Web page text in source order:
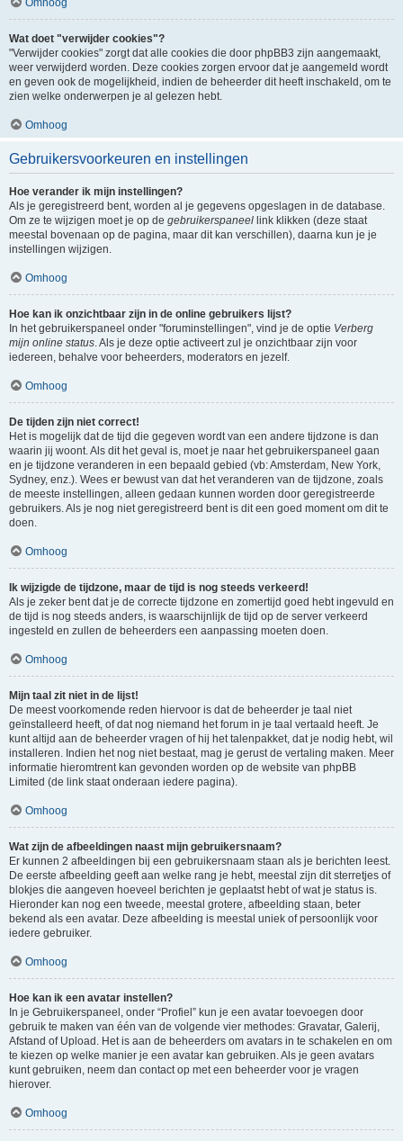
Omhoog
Wat doet "verwijder cookies"?
"Verwijder cookies" zorgt dat alle cookies die door phpBB3 zijn aangemaakt,
weer verwijderd worden. Deze cookies zorgen ervoor dat je aangemeld wordt
en geven ook de mogelijkheid, indien de beheerder dit heeft inschakeld, om te
zien welke onderwerpen je al gelezen hebt.
Omhoog
Gebruikersvoorkeuren en instellingen
Hoe verander ik mijn instellingen?
Als je geregistreerd bent, worden al je gegevens opgeslagen in de database.
Om ze te wijzigen moet je op de gebruikerspaneel link klikken (deze staat
meestal bovenaan op de pagina, maar dit kan verschillen), daarna kun je je
instellingen wijzigen.
Omhoog
Hoe kan ik onzichtbaar zijn in de online gebruikers lijst?
In het gebruikerspaneel onder "foruminstellingen", vind je de optie Verberg
mijn online status. Als je deze optie activeert zul je onzichtbaar zijn voor
iedereen, behalve voor beheerders, moderators en jezelf.
Omhoog
De tijden zijn niet correct!
Het is mogelijk dat de tijd die gegeven wordt van een andere tijdzone is dan
waarin jij woont. Als dit het geval is, moet je naar het gebruikerspaneel gaan
en je tijdzone veranderen in een bepaald gebied (vb: Amsterdam, New York,
Sydney, enz.). Wees er bewust van dat het veranderen van de tijdzone, zoals
de meeste instellingen, alleen gedaan kunnen worden door geregistreerde
gebruikers. Als je nog niet geregistreerd bent is dit een goed moment om dit te
doen.
Omhoog
Ik wijzigde de tijdzone, maar de tijd is nog steeds verkeerd!
Als je zeker bent dat je de correcte tijdzone en zomertijd goed hebt ingevuld en
de tijd is nog steeds anders, is waarschijnlijk de tijd op de server verkeerd
ingesteld en zullen de beheerders een aanpassing moeten doen.
Omhoog
Mijn taal zit niet in de lijst!
De meest voorkomende reden hiervoor is dat de beheerder je taal niet
geïnstalleerd heeft, of dat nog niemand het forum in je taal vertaald heeft. Je
kunt altijd aan de beheerder vragen of hij het talenpakket, dat je nodig hebt, wil
installeren. Indien het nog niet bestaat, mag je gerust de vertaling maken. Meer
informatie hieromtrent kan gevonden worden op de website van phpBB
Limited (de link staat onderaan iedere pagina).
Omhoog
Wat zijn de afbeeldingen naast mijn gebruikersnaam?
Er kunnen 2 afbeeldingen bij een gebruikersnaam staan als je berichten leest.
De eerste afbeelding geeft aan welke rang je hebt, meestal zijn dit sterretjes of
blokjes die aangeven hoeveel berichten je geplaatst hebt of wat je status is.
Hieronder kan nog een tweede, meestal grotere, afbeelding staan, beter
bekend als een avatar. Deze afbeelding is meestal uniek of persoonlijk voor
iedere gebruiker.
Omhoog
Hoe kan ik een avatar instellen?
In je Gebruikerspaneel, onder “Profiel” kun je een avatar toevoegen door
gebruik te maken van één van de volgende vier methodes: Gravatar, Galerij,
Afstand of Upload. Het is aan de beheerders om avatars in te schakelen en om
te kiezen op welke manier je een avatar kan gebruiken. Als je geen avatars
kunt gebruiken, neem dan contact op met een beheerder voor je vragen
hierover.
Omhoog